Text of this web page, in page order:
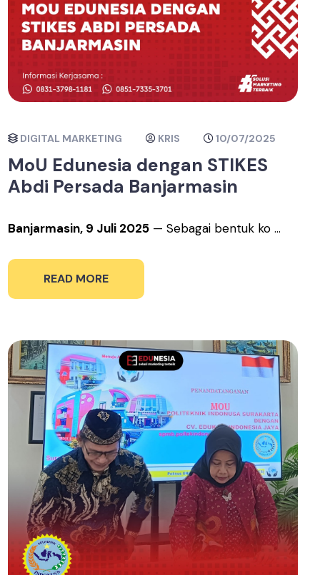
DIGITAL MARKETING KRIS 10/07/2025
MoU Edunesia dengan STIKES
Abdi Persada Banjarmasin
Banjarmasin, 9 Juli 2025 — Sebagai bentuk ko ...
READ MORE